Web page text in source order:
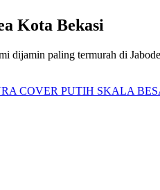
Kota Bekasi
dijamin paling termurah di